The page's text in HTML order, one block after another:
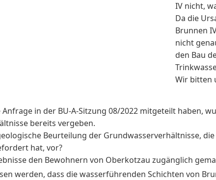
IV nicht,
Da die
Brunnen
nicht
den Bau
Wir bitten
Anfrage in der BU-A-Sitzung 08/2022 mitgeteilt haben,
bereits vergeben.
Beurteilung der Grundwasserverhältnisse,
hat, vor?
den Bewohnern von Oberkotzau zugänglich
werden, dass die wasserführenden Schichten von